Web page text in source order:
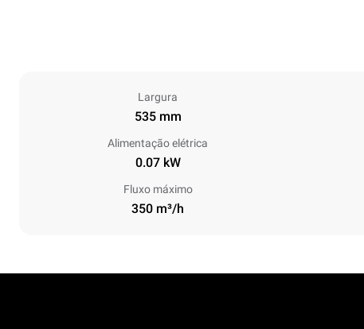
Largura
535 mm
Alimentação elétrica
0.07 kW
Fluxo máximo
350 m³/h